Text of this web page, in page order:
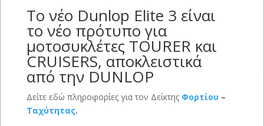
Το νέο Dunlop Elite 3 είναι
το νέο πρότυπο για
μοτοσυκλέτες TOURER και
CRUISERS, αποκλειστικά
από την DUNLOP
Δείτε εδώ πληροφορίες για τον Δείκτης Φορτίου –
Ταχύτητας.